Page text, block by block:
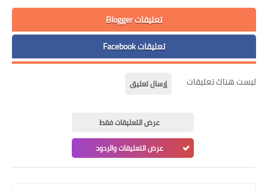
تعليقات Blogger
تعليقات Facebook
ليست هناك تعليقات إرسال تعليق
عرض التعليقات فقط
عرض التعليقات والردود